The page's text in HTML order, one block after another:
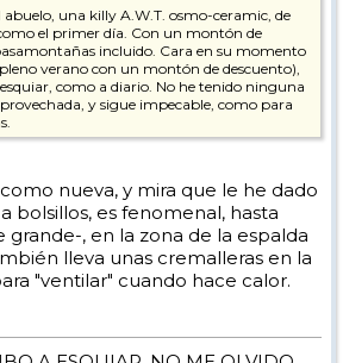
abuelo, una killy A.W.T. osmo-ceramic, de
el primer día. Con un montón de
incluido. Cara en su momento
verano con un montón de descuento),
como a diario. No he tenido ninguna
y sigue impecable, como para
nueva, y mira que le he dado
bolsillos, es fenomenal, hasta
grande-, en la zona de la espalda
lleva unas cremalleras en la
"ventilar" cuando hace calor.